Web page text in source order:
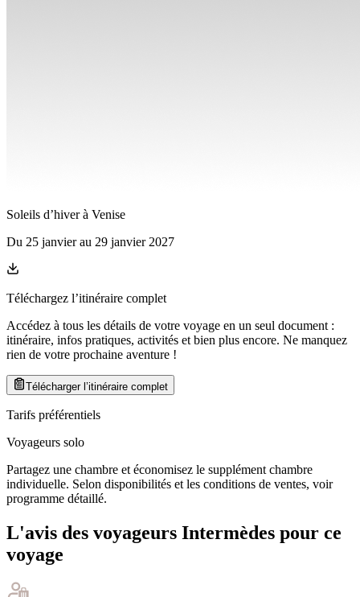
Soleils d’hiver à Venise
Du 25 janvierau 29 janvier 2027
Téléchargez l’itinéraire complet
Accédez à tous les détails de votre voyage en un seul document :
itinéraire, infos pratiques, activités et bien plus encore. Ne manquez
rien de votre prochaine aventure !
Télécharger l’itinéraire complet
Tarifs préférentiels
Voyageurs solo
Partagez une chambre et économisez le supplément chambre
individuelle. Selon disponibilités et les conditions de ventes, voir
programme détaillé.
L'avis des voyageurs Intermèdes pour ce
voyage